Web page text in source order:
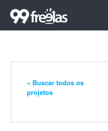
« Buscar todos os
projetos